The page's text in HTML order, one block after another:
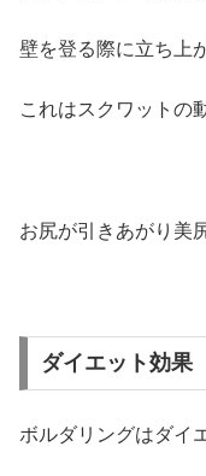
壁を登る際に立ち上
これはスクワットの
お尻が引きあがり美
ダイエット効果
ボルダリングはダイ